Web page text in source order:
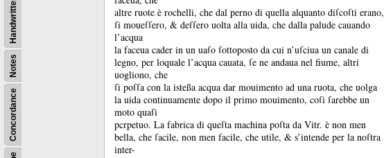
Concordance
Notes
Handwritten
altre ruote è rochelli, che dal perno di quella alquanto diſcoſti erano,
ſi moueſſero, & deſſero uolta alla uida, che dalla palude cauando
l’acqua
la faceua cader in un uaſo ſottoposto da cui n’uſciua un canale di
legno, per loquale l’acqua cauata, ſe ne andaua nel fiume, altri
uogliono, che
ſi poſſa con la isteßa acqua dar mouimento ad una ruota, che uolga
la uida continuamente dopo il primo mouimento, coſi ſarebbe un
moto quaſi
pcrpetuo. La fabrica di queſta machina poſta da Vitr. è non men
bella, che ſacile, non men facile, che utile, & s’intende per la noſtra
inter-